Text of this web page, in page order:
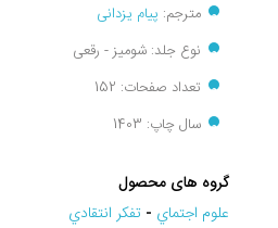
مترجم: پیام یزدانی
نوع جلد: شومیز - رقعی
تعداد صفحات: 152
سال چاپ: 1403
گروه های محصول
علوم اجتماي - تفکر انتقادي